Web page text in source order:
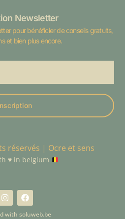
Newsletter
pour bénéficier de conseils gratuits,
et bien plus encore.
réservés | Ocre et sens
♥️in belgium
with soluweb.be